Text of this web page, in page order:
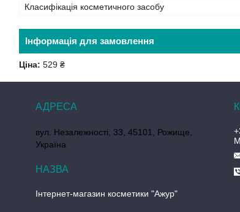
Класифікація косметичного засобу
Інформація для замовлення
Ціна: 529 ₴
вул. Незалежності, 33, 45101, Рожище,
Україна
Інтернет-магазин косметики "Ажур"